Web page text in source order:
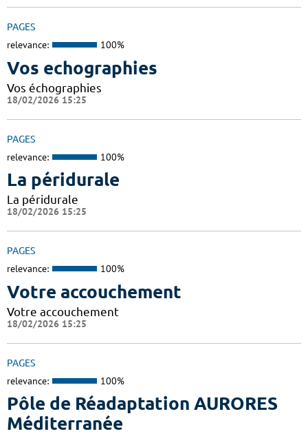
PAGES
relevance: 100%
Vos echographies
Vos échographies
18/02/2026 15:25
PAGES
relevance: 100%
La péridurale
La péridurale
18/02/2026 15:25
PAGES
relevance: 100%
Votre accouchement
Votre accouchement
18/02/2026 15:25
PAGES
relevance: 100%
Pôle de Réadaptation AURORES
Méditerranée